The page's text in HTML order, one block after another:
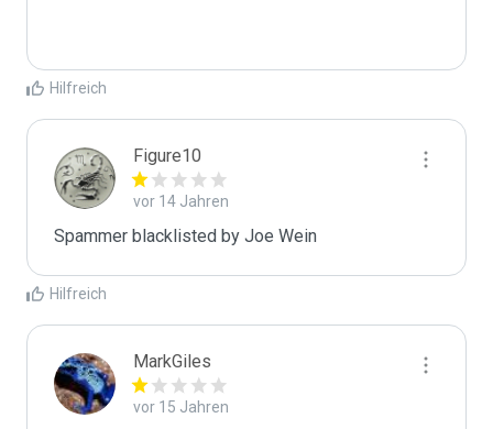
Hilfreich
Figure10
vor 14 Jahren
Spammer blacklisted by Joe Wein
Hilfreich
MarkGiles
vor 15 Jahren